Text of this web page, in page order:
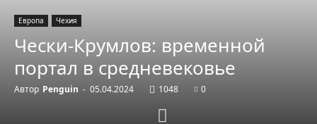
Европа Чехия
Чески-Крумлов: временной
портал в средневековье
Автор Penguin - 05.04.2024 1048 0